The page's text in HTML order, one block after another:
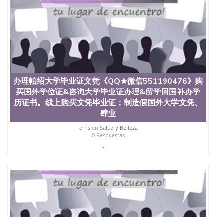
办理帕绍大学毕业证文凭《QQ★微信551190476》购
买国外学位证&咨询大学毕业证办理&留学回国补办学
历证书。线上购买文凭毕业证；制造假国外大学文凭、
肆业
dfnsen Salud y Belleza
0 Respuestas
...